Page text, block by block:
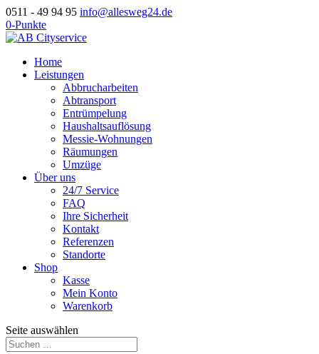
0511 - 49 94 95 info@allesweg24.de
0-Punkte
Home
Leistungen
Abbrucharbeiten
Abtransport
Entrümpelung
Haushaltsauflösung
Messie-Wohnungen
Räumungen
Umzüge
Über uns
24/7 Service
FAQ
Ihre Sicherheit
Kontakt
Referenzen
Standorte
Shop
Kasse
Mein Konto
Warenkorb
Seite auswählen